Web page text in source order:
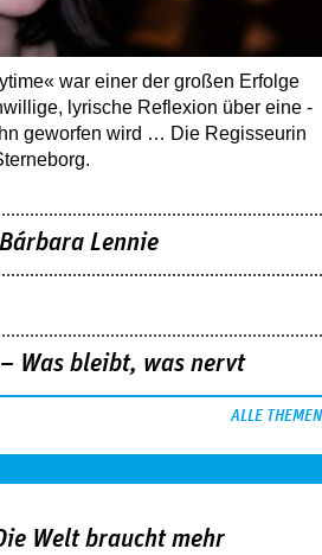
war einer der großen Erfolge
lyrische Reflexion über eine
geworfen wird … Die Regisseurin
Lennie
Was bleibt, was nervt
ALLE THEMEN
Welt braucht mehr